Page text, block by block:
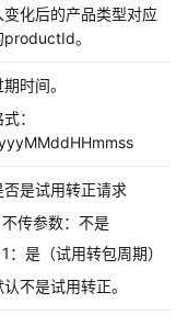
变化后的产品类型对应
productId。
时间。
：
否是试用转正请求
不传参数：不是
1：是（试用转包周期）
认不是试用转正。